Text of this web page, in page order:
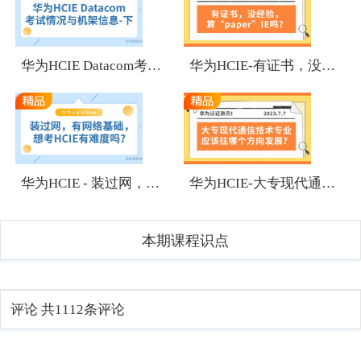
华为HCIE Datacom考试情况与机架信息-下 华为HCIE-有证书，没经验，算“paper”IE吗？
华为HCIE - 装过网，有网络基础，想考HCIE有难度吗？ 华为HCIE-大专现代通信技术专业应该往哪个方向发展？
本期课程识点
评论 共1112条评论